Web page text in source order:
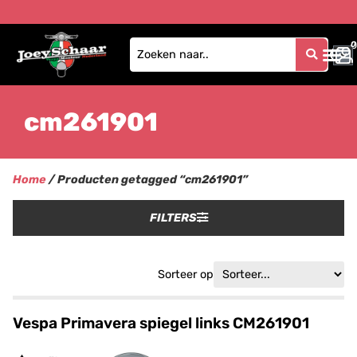
0
0
cm261901
Home/ Producten getagged “cm261901”
FILTERS
Sorteer op
Vespa Primavera spiegel links CM261901